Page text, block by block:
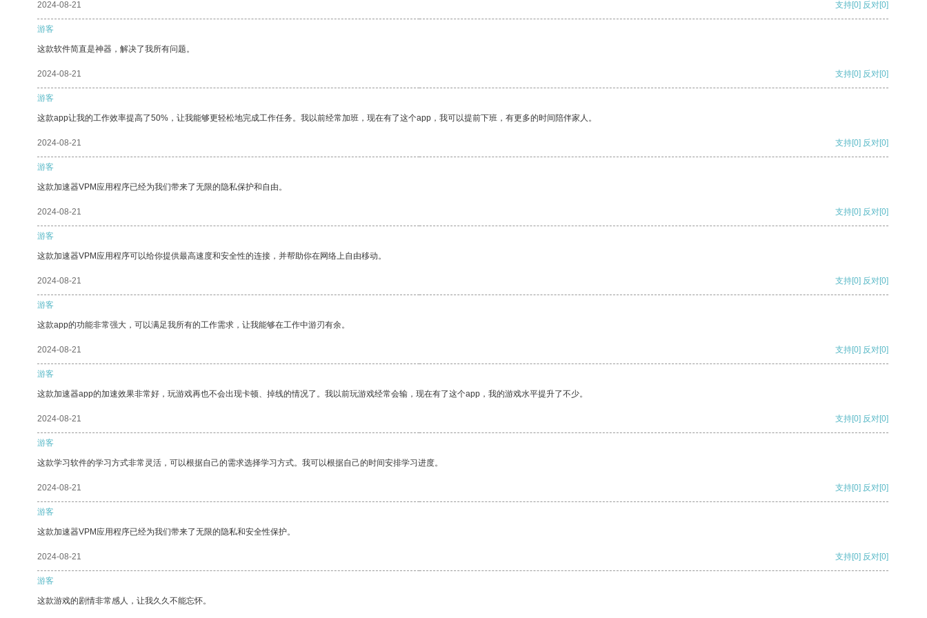
2024-08-21 支持[0] 反对[0]
游客
这款软件简直是神器，解决了我所有问题。
2024-08-21 支持[0] 反对[0]
游客
这款app让我的工作效率提高了50%，让我能够更轻松地完成工作任务。我以前经常加班，现在有了这个app，我可以提前下班，有更多的时间陪伴家人。
2024-08-21 支持[0] 反对[0]
游客
这款加速器VPM应用程序已经为我们带来了无限的隐私保护和自由。
2024-08-21 支持[0] 反对[0]
游客
这款加速器VPM应用程序可以给你提供最高速度和安全性的连接，并帮助你在网络上自由移动。
2024-08-21 支持[0] 反对[0]
游客
这款app的功能非常强大，可以满足我所有的工作需求，让我能够在工作中游刃有余。
2024-08-21 支持[0] 反对[0]
游客
这款加速器app的加速效果非常好，玩游戏再也不会出现卡顿、掉线的情况了。我以前玩游戏经常会输，现在有了这个app，我的游戏水平提升了不少。
2024-08-21 支持[0] 反对[0]
游客
这款学习软件的学习方式非常灵活，可以根据自己的需求选择学习方式。我可以根据自己的时间安排学习进度。
2024-08-21 支持[0] 反对[0]
游客
这款加速器VPM应用程序已经为我们带来了无限的隐私和安全性保护。
2024-08-21 支持[0] 反对[0]
游客
这款游戏的剧情非常感人，让我久久不能忘怀。